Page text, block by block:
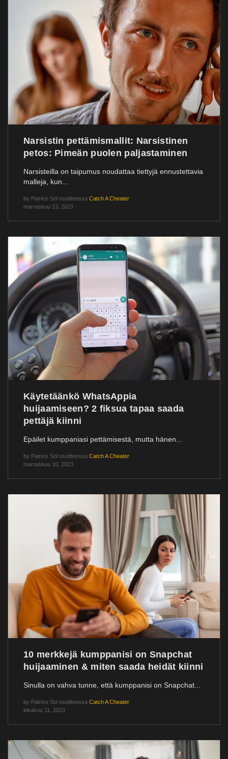
Narsistin pettämismallit: Narsistinen
petos: Pimeän puolen paljastaminen
Narsisteilla on taipumus noudattaa tiettyjä ennustettavia
malleja, kun...
by Patrice Sol osoitteessa Catch A Cheater
marraskuu 13, 2023
Käytetäänkö WhatsAppia
huijaamiseen? 2 fiksua tapaa saada
pettäjä kiinni
Epäilet kumppaniasi pettämisestä, mutta hänen...
by Patrice Sol osoitteessa Catch A Cheater
marraskuu 10, 2023
10 merkkejä kumppanisi on Snapchat
huijaaminen & miten saada heidät kiinni
Sinulla on vahva tunne, että kumppanisi on Snapchat...
by Patrice Sol osoitteessa Catch A Cheater
lokakuu 11, 2023